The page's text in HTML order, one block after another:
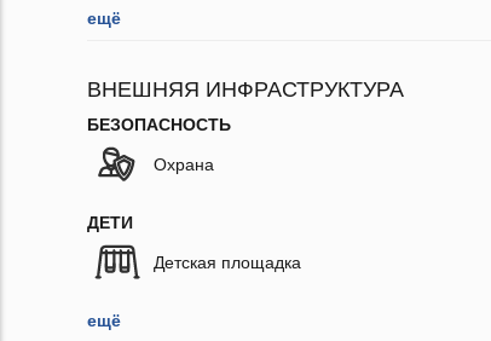
ещё
ВНЕШНЯЯ ИНФРАСТРУКТУРА
БЕЗОПАСНОСТЬ
Охрана
ДЕТИ
Детская площадка
ещё